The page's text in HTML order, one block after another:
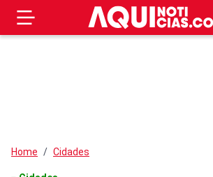
Home Cidades